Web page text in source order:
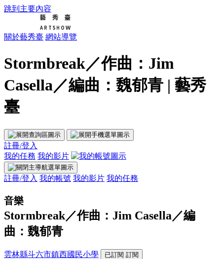
跳到主要內容
關於藝秀臺 網站導覽
Stormbreak／作曲：Jim
Casella／編曲：魏郁青 | 藝秀
臺
註冊/登入
我的任務 我的影片
註冊/登入 我的帳號 我的影片 我的任務
音樂
Stormbreak／作曲：Jim Casella／編
曲：魏郁青
雲林縣斗六市鎮西國民小學 已訂閱 訂閱